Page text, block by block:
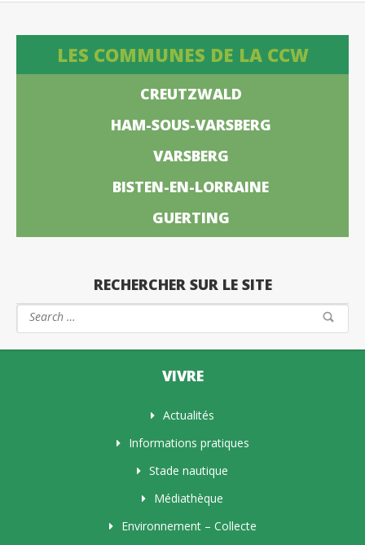
LES COMMUNES DE LA CCW
CREUTZWALD
HAM-SOUS-VARSBERG
VARSBERG
BISTEN-EN-LORRAINE
GUERTING
RECHERCHER SUR LE SITE
VIVRE
Actualités
Informations pratiques
Stade nautique
Médiathèque
Environnement – Collecte